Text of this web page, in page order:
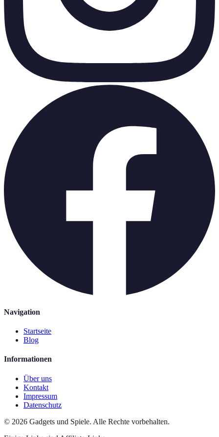
Navigation
Startseite
Blog
Informationen
Über uns
Kontakt
Impressum
Datenschutz
© 2026 Gadgets und Spiele. Alle Rechte vorbehalten.